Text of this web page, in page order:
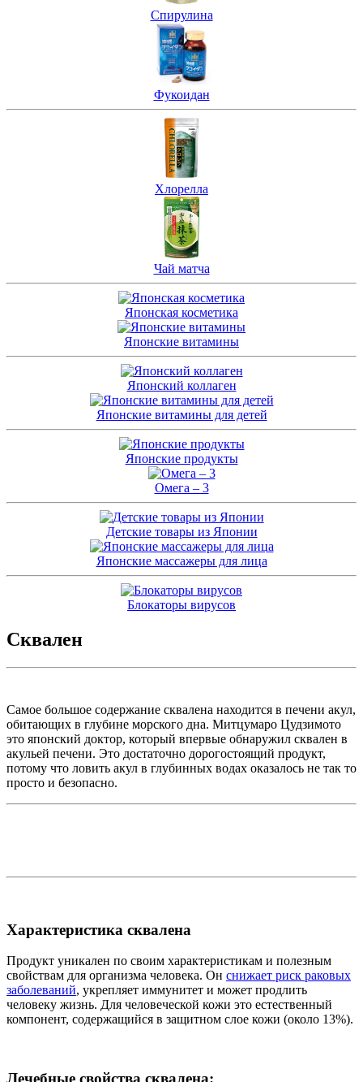
Спирулина
Фукоидан
Хлорелла
Чай матча
Японская косметика
Японские витамины
Японский коллаген
Японские витамины для детей
Японские продукты
Омега – 3
Детские товары из Японии
Японские массажеры для лица
Блокаторы вирусов
Сквален
Самое большое содержание сквалена находится в печени акул,
обитающих в глубине морского дна. Митцумаро Цудзимото
это японский доктор, который впервые обнаружил сквален в
акульей печени. Это достаточно дорогостоящий продукт,
потому что ловить акул в глубинных водах оказалось не так то
просто и безопасно.
Характеристика сквалена
Продукт уникален по своим характеристикам и полезным
свойствам для организма человека. Он снижает риск раковых
заболеваний, укрепляет иммунитет и может продлить
человеку жизнь. Для человеческой кожи это естественный
компонент, содержащийся в защитном слое кожи (около 13%).
Лечебные свойства сквалена: